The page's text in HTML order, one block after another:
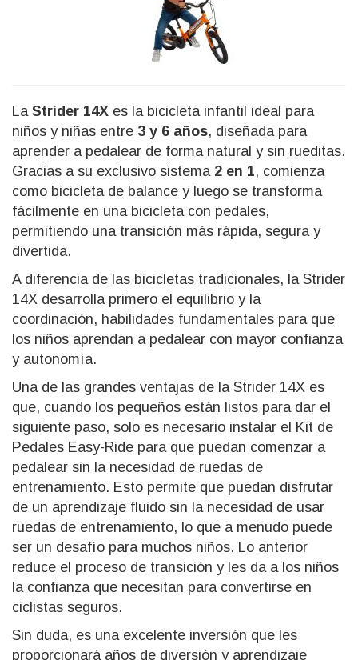
La Strider 14X es la bicicleta infantil ideal para
niños y niñas entre 3 y 6 años, diseñada para
aprender a pedalear de forma natural y sin rueditas.
Gracias a su exclusivo sistema 2 en 1, comienza
como bicicleta de balance y luego se transforma
fácilmente en una bicicleta con pedales,
permitiendo una transición más rápida, segura y
divertida.
A diferencia de las bicicletas tradicionales, la Strider
14X desarrolla primero el equilibrio y la
coordinación, habilidades fundamentales para que
los niños aprendan a pedalear con mayor confianza
y autonomía.
Una de las grandes ventajas de la Strider 14X es
que, cuando los pequeños están listos para dar el
siguiente paso, solo es necesario instalar el Kit de
Pedales Easy-Ride para que puedan comenzar a
pedalear sin la necesidad de ruedas de
entrenamiento. Esto permite que puedan disfrutar
de un aprendizaje fluido sin la necesidad de usar
ruedas de entrenamiento, lo que a menudo puede
ser un desafío para muchos niños. Lo anterior
reduce el proceso de transición y les da a los niños
la confianza que necesitan para convertirse en
ciclistas seguros.
Sin duda, es una excelente inversión que les
proporcionará años de diversión y aprendizaje